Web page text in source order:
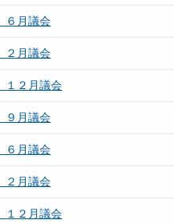
６月議会
２月議会
２月議会
９月議会
６月議会
２月議会
２月議会